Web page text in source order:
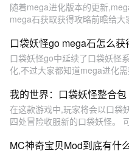
随着mega进化版本的更新
mega石获取获得攻略前瞻给
口袋妖怪go mega石怎么
口袋妖怪go中延续了口袋妖怪
化,不过大家都知道mega进化
我的世界：口袋妖怪整合
在这款游戏中,玩家将会以口袋
四处冒险收服新的口袋妖怪。
MC神奇宝贝Mod到底有什